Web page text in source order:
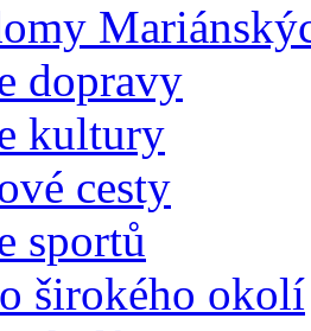
dopravy
kultury
cesty
sportů
širokého okolí